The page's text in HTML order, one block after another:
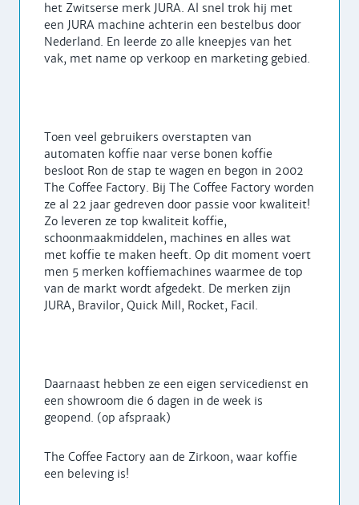
het Zwitserse merk JURA. Al snel trok hij met
een JURA machine achterin een bestelbus door
Nederland. En leerde zo alle kneepjes van het
vak, met name op verkoop en marketing gebied.
Toen veel gebruikers overstapten van
automaten koffie naar verse bonen koffie
besloot Ron de stap te wagen en begon in 2002
The Coffee Factory. Bij The Coffee Factory worden
ze al 22 jaar gedreven door passie voor kwaliteit!
Zo leveren ze top kwaliteit koffie,
schoonmaakmiddelen, machines en alles wat
met koffie te maken heeft. Op dit moment voert
men 5 merken koffiemachines waarmee de top
van de markt wordt afgedekt. De merken zijn
JURA, Bravilor, Quick Mill, Rocket, Facil.
Daarnaast hebben ze een eigen servicedienst en
een showroom die 6 dagen in de week is
geopend. (op afspraak)
The Coffee Factory aan de Zirkoon, waar koffie
een beleving is!